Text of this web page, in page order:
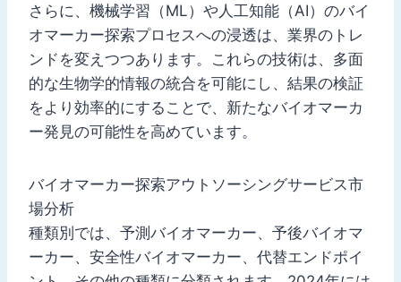
さらに、機械学習（ML）や人工知能（AI）のバイ
オマーカー探索プロセスへの浸透は、業界のトレ
ンドを変えつつあります。これらの技術は、多面
的な生物学的情報の統合を可能にし、結果の検証
をより効率的にすることで、新たなバイオマーカ
ー発見の可能性を高めています。
バイオマーカー探索アウトソーシングサービス市
場分析
種類別では、予測バイオマーカー、予後バイオマ
ーカー、安全性バイオマーカー、代替エンドポイ